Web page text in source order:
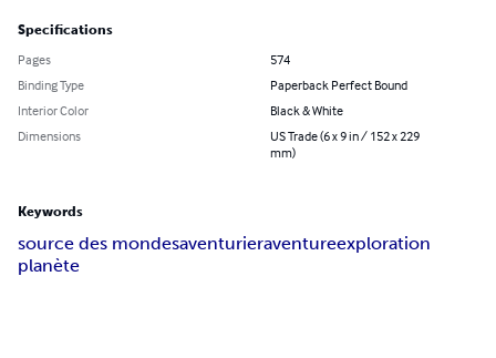
Specifications
Pages
574
Binding Type
Paperback Perfect Bound
Interior Color
Black & White
Dimensions
US Trade (6 x 9 in / 152 x 229
mm)
Keywords
source des mondesaventurieraventureexploration
planète